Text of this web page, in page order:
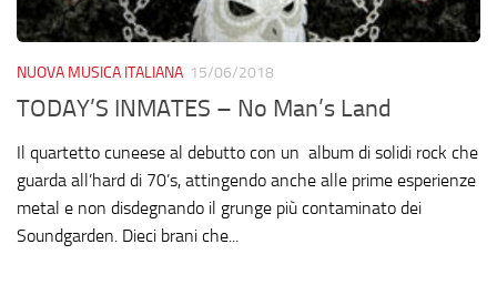
NUOVA MUSICA ITALIANA 15/06/2018
TODAY’S INMATES – No Man’s Land
Il quartetto cuneese al debutto con un album di solidi rock che
guarda all’hard di 70’s, attingendo anche alle prime esperienze
metal e non disdegnando il grunge più contaminato dei
Soundgarden. Dieci brani che...